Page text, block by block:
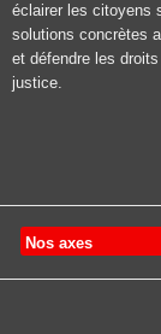
éclairer les citoyens
solutions concrètes
et défendre les
justice.
Nos axes